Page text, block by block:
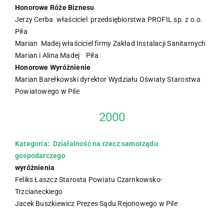
Honorowe Róże Biznesu
Jerzy Cerba właściciel przedsiębiorstwa PROFIL sp. z o.o.
Piła
Marian Madej właściciel firmy Zakład Instalacji Sanitarnych
Marian i Alina Madej Piła
Honorowe Wyróżnienie
Marian Barełkowski dyrektor Wydziału Oświaty Starostwa
Powiatowego w Pile
2000
Kategoria: Działalność na rzecz samorządu
gospodarczego
wyróżnienia
Feliks Łaszcz Starosta Powiatu Czarnkowsko-
Trzcianeckiego
Jacek Buszkiewicz Prezes Sądu Rejonowego w Pile